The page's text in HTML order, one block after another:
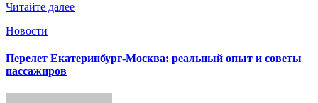
Читайте далее
Новости
Перелет Екатеринбург-Москва: реальный опыт и советы
пассажиров